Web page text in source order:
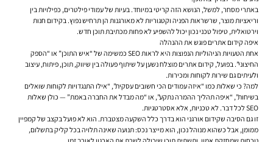
באתרי מסחר, למשל, הנושא הזה קריטי במיוחד. בעיות של עמודי פילטרים, כפילויות בין
וריאציות מוצר, שרשראות הפניה וקטגוריות לא מאורגנות הן תרחיש נפוץ. בקידום חנות
וירטואלית, טיפול טכני נכון יכול להשפיע לא פחות מכתיבת תוכן חדש.
איפה קידום אתרים פוגש את ההנהלה
אחת הטעויות הניהוליות הנפוצות היא לראות SEO כמשימה של “איש התוכן” או “הספק
החיצוני”. בפועל, קידום אתרים מוצלח נשען על שיתוף פעולה בין שיווק, תוכן, פיתוח, עיצוב
ולעיתים גם שירות לקוחות ומכירות.
למה? כי שאלות כמו “איזה עמודים הכי חשובים עסקית”, “אילו התנגדויות לקוחות שואלים
בשיחות”, “איפה תהליך ההמרה נתקע”, או “מה מבדל את החברה באמת” — כולן שאלות
SEO לכל דבר. לא טכניות, אלא אסטרטגיות.
זו גם הסיבה שקידום אורגני הוא בדרך כלל השקעה מצטברת. הוא לא פועל בקצב של קמפיין
ממומן, אבל כשהוא מנוהל נכון, הוא מייצר נכס: תנועה שאינה תלויה בכל קליק בתשלום,